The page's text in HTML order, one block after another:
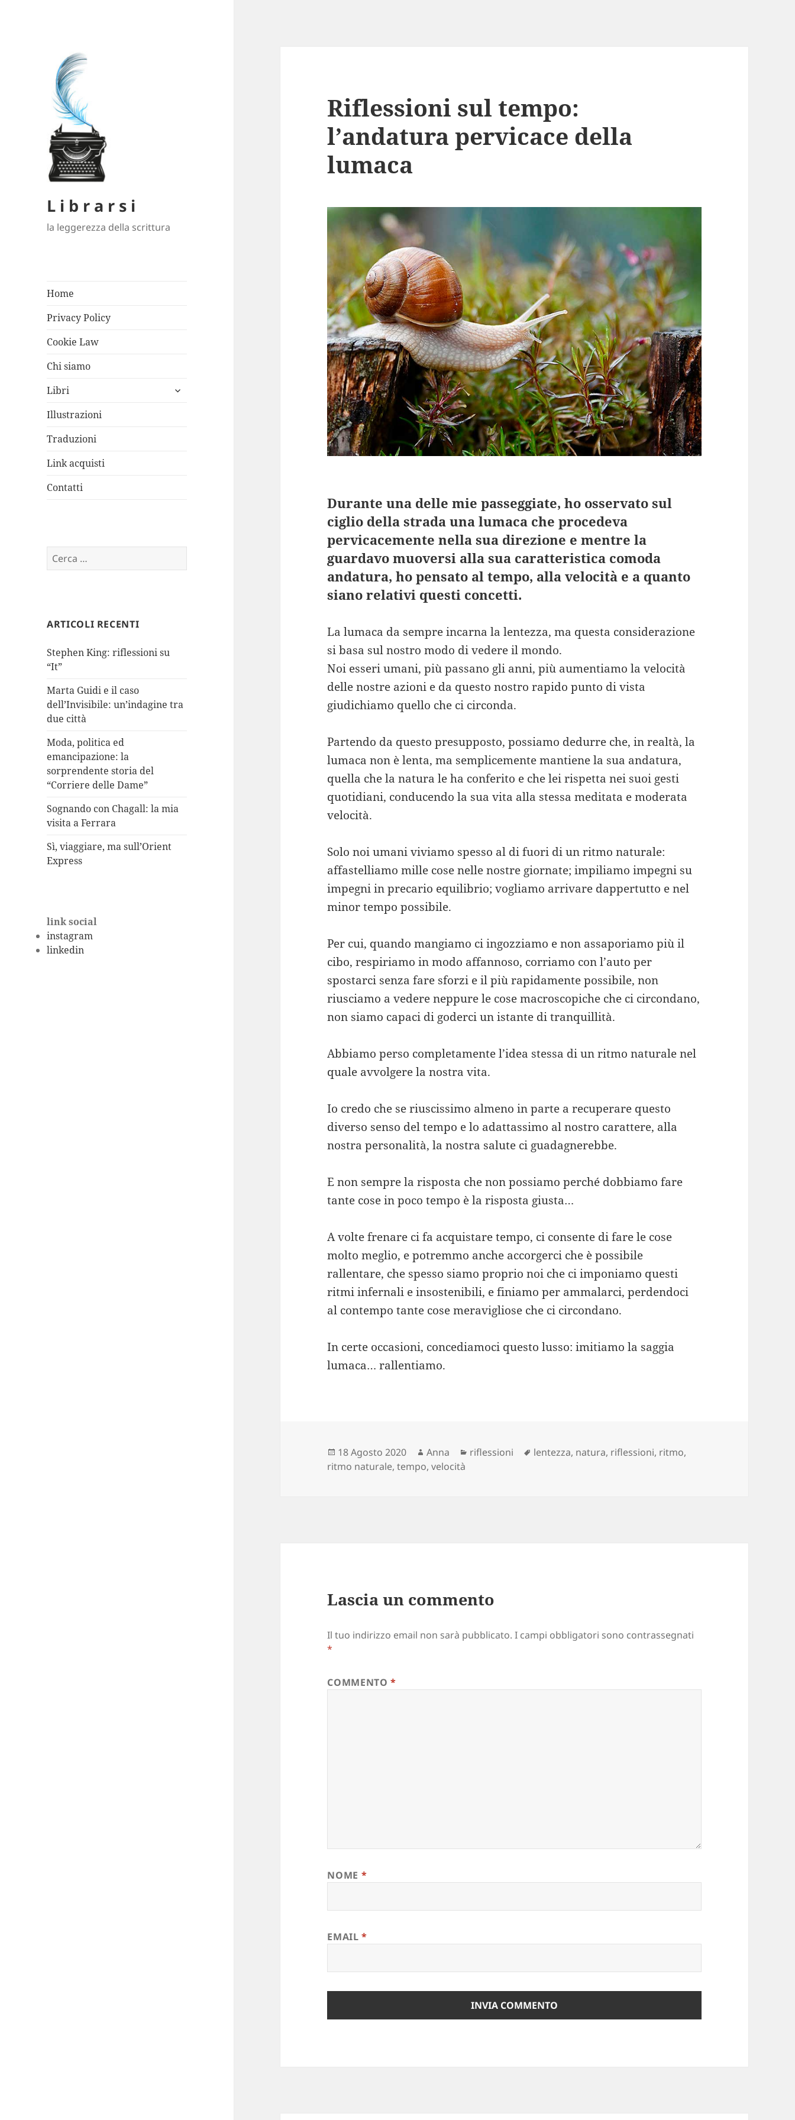
L i b r a r s i
la leggerezza della scrittura
Home
Privacy Policy
Cookie Law
Chi siamo
Libri
apri
Illustrazioni
Traduzioni
Link acquisti
Contatti
Ricerca
per:
ARTICOLI RECENTI
Stephen King: riflessioni su
“It”
Marta Guidi e il caso
dell’Invisibile: un’indagine tra
due città
Moda, politica ed
emancipazione: la
sorprendente storia del
“Corriere delle Dame”
Sognando con Chagall: la mia
visita a Ferrara
Sì, viaggiare, ma sull’Orient
Express
link social
instagram
linkedin
Riflessioni sul tempo:
l’andatura pervicace della
lumaca
Durante una delle mie passeggiate, ho osservato sul
ciglio della strada una lumaca che procedeva
pervicacemente nella sua direzione e mentre la
guardavo muoversi alla sua caratteristica comoda
andatura, ho pensato al tempo, alla velocità e a quanto
siano relativi questi concetti.
La lumaca da sempre incarna la lentezza, ma questa considerazione
si basa sul nostro modo di vedere il mondo.
Noi esseri umani, più passano gli anni, più aumentiamo la velocità
delle nostre azioni e da questo nostro rapido punto di vista
giudichiamo quello che ci circonda.
Partendo da questo presupposto, possiamo dedurre che, in realtà, la
lumaca non è lenta, ma semplicemente mantiene la sua andatura,
quella che la natura le ha conferito e che lei rispetta nei suoi gesti
quotidiani, conducendo la sua vita alla stessa meditata e moderata
velocità.
Solo noi umani viviamo spesso al di fuori di un ritmo naturale:
affastelliamo mille cose nelle nostre giornate; impiliamo impegni su
impegni in precario equilibrio; vogliamo arrivare dappertutto e nel
minor tempo possibile.
Per cui, quando mangiamo ci ingozziamo e non assaporiamo più il
cibo, respiriamo in modo affannoso, corriamo con l’auto per
spostarci senza fare sforzi e il più rapidamente possibile, non
riusciamo a vedere neppure le cose macroscopiche che ci circondano,
non siamo capaci di goderci un istante di tranquillità.
Abbiamo perso completamente l’idea stessa di un ritmo naturale nel
quale avvolgere la nostra vita.
Io credo che se riuscissimo almeno in parte a recuperare questo
diverso senso del tempo e lo adattassimo al nostro carattere, alla
nostra personalità, la nostra salute ci guadagnerebbe.
E non sempre la risposta che non possiamo perché dobbiamo fare
tante cose in poco tempo è la risposta giusta…
A volte frenare ci fa acquistare tempo, ci consente di fare le cose
molto meglio, e potremmo anche accorgerci che è possibile
rallentare, che spesso siamo proprio noi che ci imponiamo questi
ritmi infernali e insostenibili, e finiamo per ammalarci, perdendoci
al contempo tante cose meravigliose che ci circondano.
In certe occasioni, concediamoci questo lusso: imitiamo la saggia
lumaca… rallentiamo.
Scritto
il
18 Agosto 2020 Autore
Anna Categorie
riflessioni Tag
lentezza, natura, riflessioni, ritmo,
ritmo naturale,tempo,velocità
Lascia un commento
Il tuo indirizzo email non sarà pubblicato. I campi obbligatori sono contrassegnati
*
COMMENTO*
NOME *
EMAIL*